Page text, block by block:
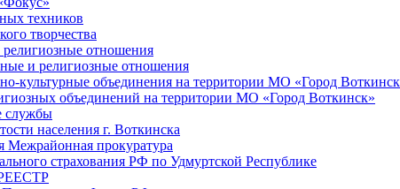
техников
творчества
отношения
и религиозные отношения
культурные объединения на территории МО «Город
объединений на территории МО «Город Воткинск»
службы
населения г. Воткинска
Межрайонная прокуратура
страхования РФ по Удмуртской Республике